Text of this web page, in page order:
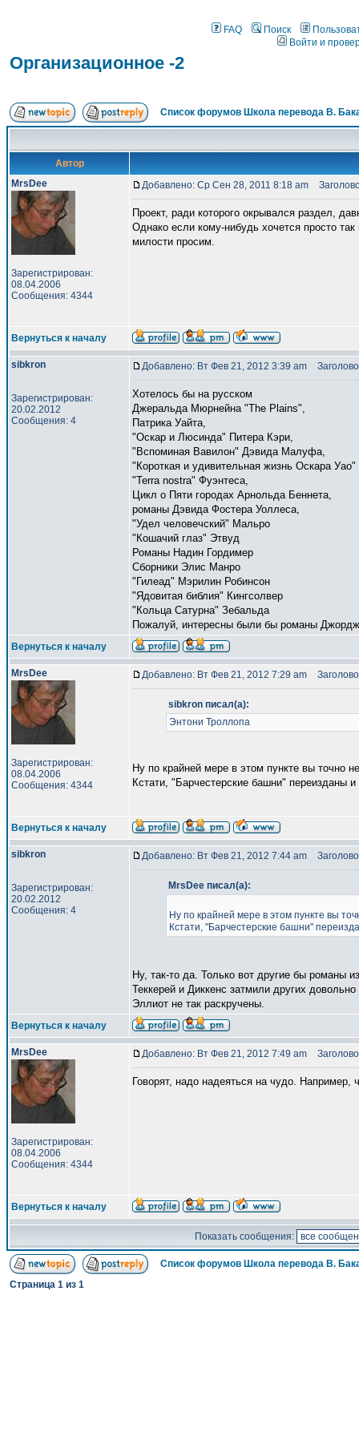
FAQ Поиск
Войти и
Организационное -2
Список форумов Школа перевода В.
Автор
MrsDee
Зарегистрирован:
08.04.2006
Сообщения: 4344
Добавлено: Ср Сен 28, 2011 8:18 am
Проект, ради которого окрывался раздел,
Однако если кому-нибудь хочется просто
милости просим.
Вернуться к началу
sibkron
Зарегистрирован:
20.02.2012
Сообщения: 4
Добавлено: Вт Фев 21, 2012 3:39 am
Хотелось бы на русском
Джеральда Мюрнейна "The Plains",
Патрика Уайта,
"Оскар и Люсинда" Питера Кэри,
"Вспоминая Вавилон" Дэвида Малуфа,
"Короткая и удивительная жизнь Оскара
"Terra nostra" Фуэнтеса,
Цикл о Пяти городах Арнольда Беннета,
романы Дэвида Фостера Уоллеса,
"Удел человечский" Мальро
"Кошачий глаз" Этвуд
Романы Надин Гордимер
Сборники Элис Манро
"Гилеад" Мэрилин Робинсон
"Ядовитая библия" Кингсолвер
"Кольца Сатурна" Зебальда
Пожалуй, интересны были бы романы
Вернуться к началу
MrsDee
Зарегистрирован:
08.04.2006
Сообщения: 4344
Добавлено: Вт Фев 21, 2012 7:29 am
sibkron писал(а):
Энтони Троллопа
Ну по крайней мере в этом пункте вы точно
Кстати, "Барчестерские башни" переизданы
Вернуться к началу
sibkron
Зарегистрирован:
20.02.2012
Сообщения: 4
Добавлено: Вт Фев 21, 2012 7:44 am
MrsDee писал(а):
Ну по крайней мере в этом пункте вы
Кстати, "Барчестерские башни"
Ну, так-то да. Только вот другие бы романы
Теккерей и Диккенс затмили других
Эллиот не так раскручены.
Вернуться к началу
MrsDee
Зарегистрирован:
08.04.2006
Сообщения: 4344
Добавлено: Вт Фев 21, 2012 7:49 am
Говорят, надо надеяться на чудо. Например,
Вернуться к началу
Показать сообщения:
Список форумов Школа перевода В.
Страница 1 из 1